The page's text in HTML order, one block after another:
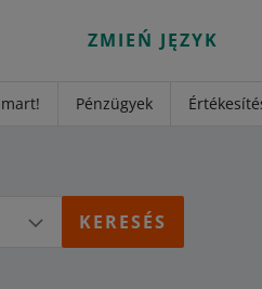
ZMIEŃ JĘZYK
Pénzügyek